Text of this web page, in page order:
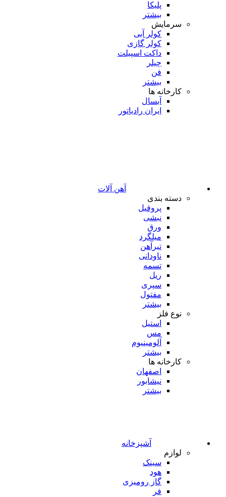
پلیکا
بیشتر
سرمایش
کولر آبی
کولر گازی
داکت اسپیلت
چیلر
فن
بیشتر
کارخانه ها
آبسال
ایران رادیاتور
آهن آلات
دسته بندی
پروفیل
نبشی
ورق
میلگرد
تیرآهن
ناودانی
تسمه
ریل
سپری
مفتول
بیشتر
نوع فلز
استیل
مس
آلومینیوم
بیشتر
کارخانه ها
اصفهان
نیشابور
بیشتر
آشپزخانه
لوازم
سینک
هود
گاز رومیزی
فر